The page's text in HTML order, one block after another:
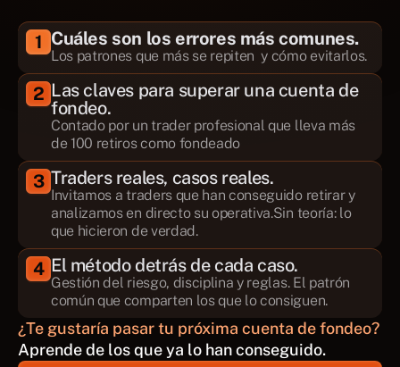
Qué vas a ver en la
masterclass
1 Cuáles son los errores más comunes.
Los patrones que más se repiten  y cómo evitarlos.
2 Las claves para superar una cuenta de
fondeo.
Contado por un trader profesional que lleva más
de 100 retiros como fondeado
3 Traders reales, casos reales.
Invitamos a traders que han conseguido retirar y
analizamos en directo su operativa.Sin teoría: lo
que hicieron de verdad.
4 El método detrás de cada caso.
Gestión del riesgo, disciplina y reglas. El patrón
común que comparten los que lo consiguen.
¿Te gustaría pasar tu próxima cuenta de fondeo?
Aprende de los que ya lo han conseguido.